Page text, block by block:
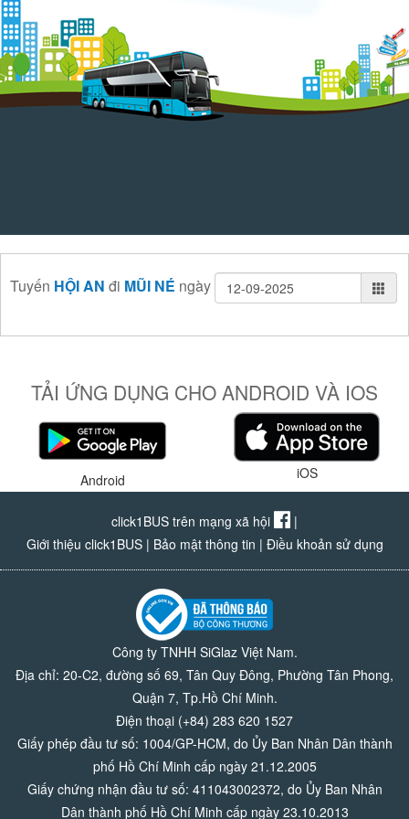
Tuyến HỘI AN đi MŨI NÉ ngày
TẢI ỨNG DỤNG CHO ANDROID VÀ IOS
Android iOS
click1BUS trên mạng xã hội
|
Giới thiệu click1BUS| Bảo mật thông tin | Điều khoản sử dụng
Công ty TNHH SiGlaz Việt Nam.
Địa chỉ: 20-C2, đường số 69, Tân Quy Đông, Phường Tân Phong,
Quận 7, Tp.Hồ Chí Minh.
Điện thoại (+84) 283 620 1527
Giấy phép đầu tư số: 1004/GP-HCM, do Ủy Ban Nhân Dân thành
phố Hồ Chí Minh cấp ngày 21.12.2005
Giấy chứng nhận đầu tư số: 411043002372, do Ủy Ban Nhân
Dân thành phố Hồ Chí Minh cấp ngày 23.10.2013